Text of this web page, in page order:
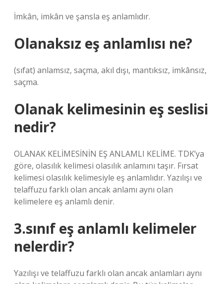
İmkân, imkân ve şansla eş anlamlıdır.
Olanaksız eş anlamlısı ne?
(sıfat) anlamsız, saçma, akıl dışı, mantıksız, imkânsız,
saçma.
Olanak kelimesinin eş seslisi
nedir?
OLANAK KELİMESİNİN EŞ ANLAMLI KELİME. TDK’ya
göre, olasılık kelimesi olasılık anlamını taşır. Fırsat
kelimesi olasılık kelimesiyle eş anlamlıdır. Yazılışı ve
telaffuzu farklı olan ancak anlamı aynı olan
kelimelere eş anlamlı denir.
3.sınıf eş anlamlı kelimeler
nelerdir?
Yazılışı ve telaffuzu farklı olan ancak anlamları aynı